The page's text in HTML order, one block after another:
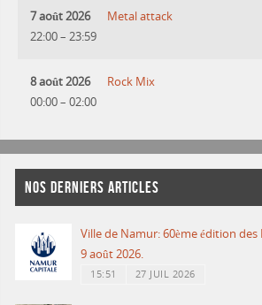
7 août 2026
22:00– 23:59
Metal attack
8 août 2026
00:00– 02:00
Rock Mix
NOS DERNIERS ARTICLES
Ville de Namur: 60ème édition
9 août 2026.
15:51 27 JUIL 2026